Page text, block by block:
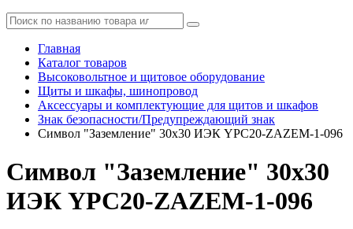
Главная
Каталог товаров
Высоковольтное и щитовое оборудование
Щиты и шкафы, шинопровод
Аксессуары и комплектующие для щитов и шкафов
Знак безопасности/Предупреждающий знак
Символ "Заземление" 30х30 ИЭК YPC20-ZAZEM-1-096
Символ "Заземление" 30х30
ИЭК YPC20-ZAZEM-1-096